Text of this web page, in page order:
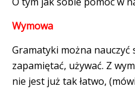
Wymowa
Gramatyki można nauczyć
zapamiętać, używać. Z
nie jest już tak łatwo,